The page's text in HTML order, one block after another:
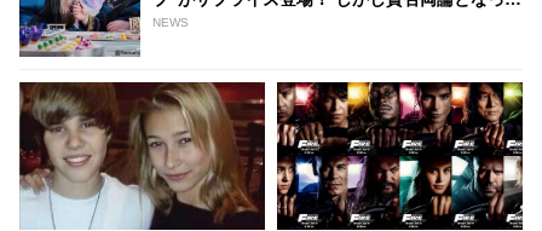
いるワケとは・・？［※ネタバレあり］ -
NEWS